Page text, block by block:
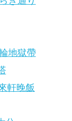
地獄帶
軒晚飯